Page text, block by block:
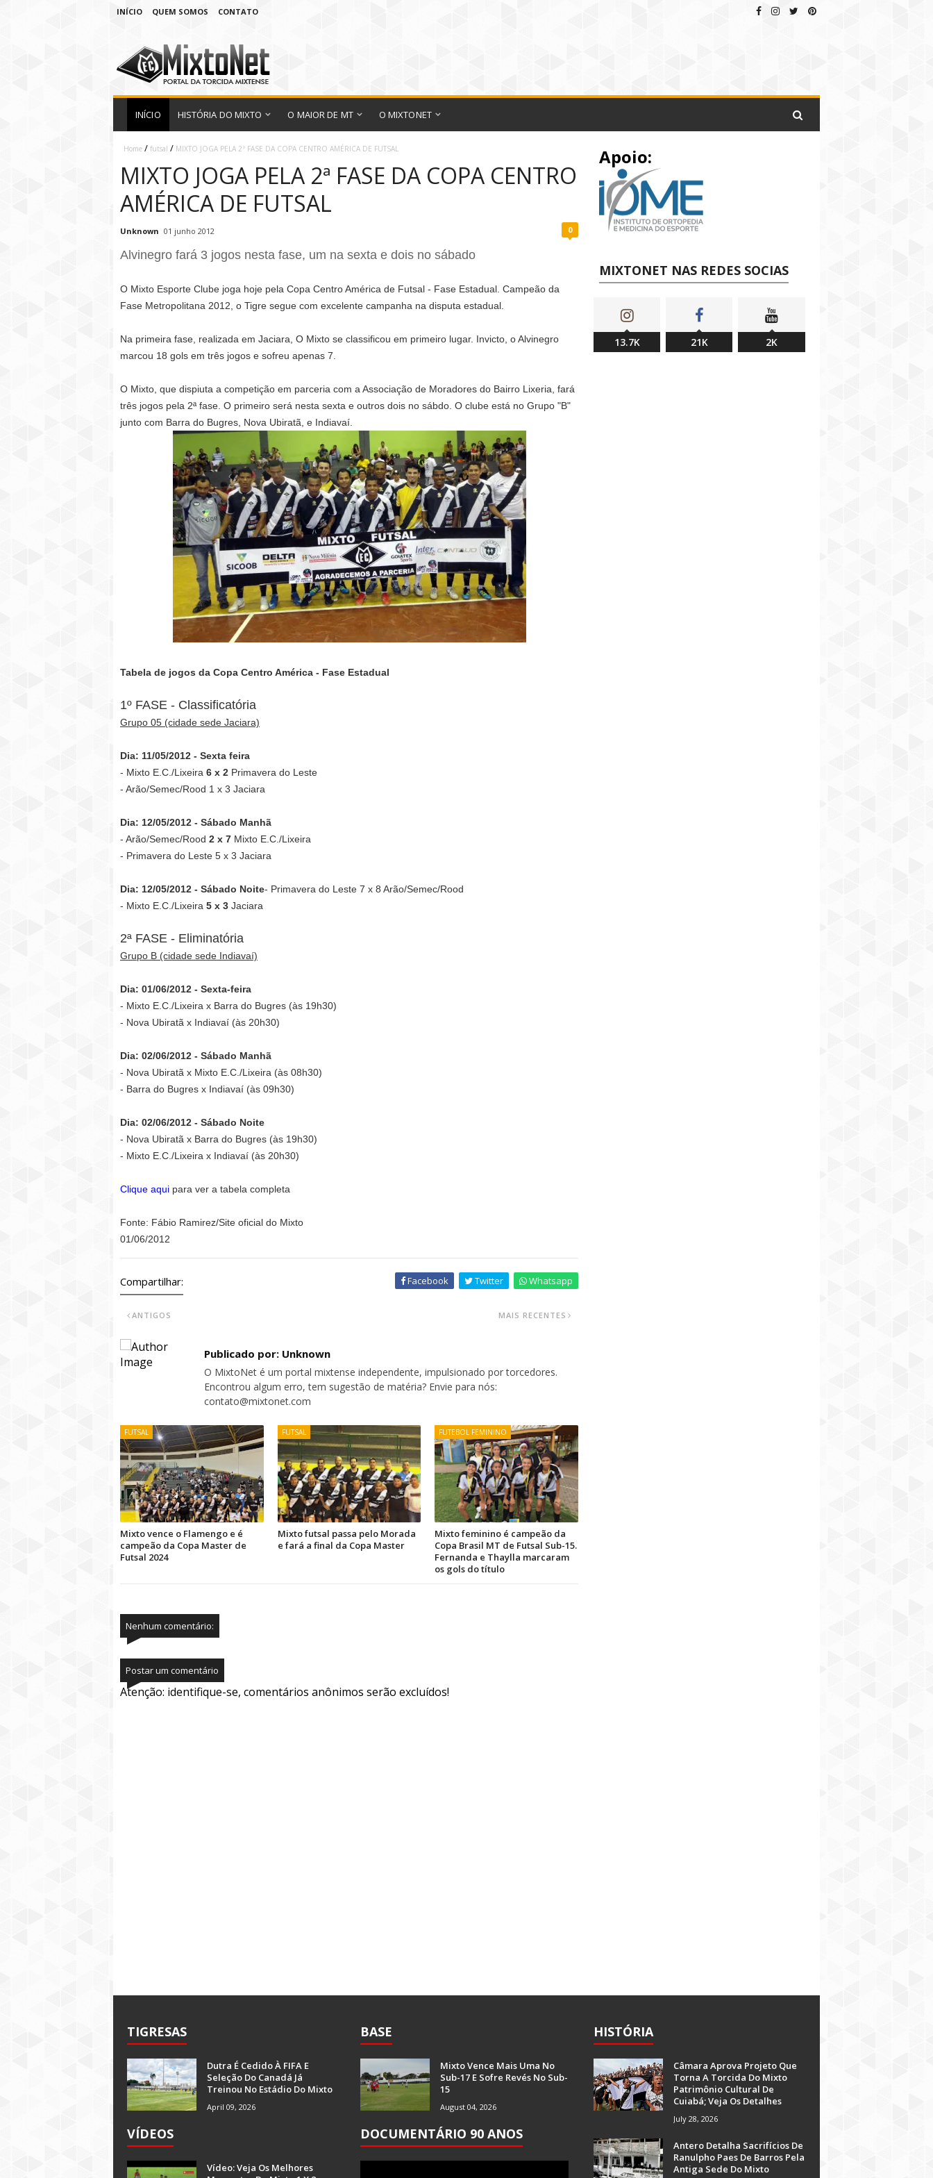
INÍCIO QUEM SOMOS CONTATO
INÍCIO HISTÓRIA DO MIXTO O MAIOR DE MT O MIXTONET
Home / futsal / MIXTO JOGA PELA 2ª FASE DA COPA CENTRO AMÉRICA DE FUTSAL
MIXTO JOGA PELA 2ª FASE DA COPA CENTRO
AMÉRICA DE FUTSAL
Unknown 01 junho 2012 0
Alvinegro fará 3 jogos nesta fase, um na sexta e dois no sábado
O Mixto Esporte Clube joga hoje pela Copa Centro América de Futsal - Fase Estadual. Campeão da
Fase Metropolitana 2012, o Tigre segue com excelente campanha na disputa estadual.
Na primeira fase, realizada em Jaciara, O Mixto se classificou em primeiro lugar. Invicto, o Alvinegro
marcou 18 gols em três jogos e sofreu apenas 7.
O Mixto, que dispiuta a competição em parceria com a Associação de Moradores do Bairro Lixeria, fará
três jogos pela 2ª fase. O primeiro será nesta sexta e outros dois no sábdo. O clube está no Grupo "B"
junto com Barra do Bugres, Nova Ubiratã, e Indiavaí.
Tabela de jogos da Copa Centro América - Fase Estadual
1º FASE - Classificatória
Grupo 05 (cidade sede Jaciara)
Dia: 11/05/2012 - Sexta feira
- Mixto E.C./Lixeira 6 x 2 Primavera do Leste
- Arão/Semec/Rood 1 x 3 Jaciara
Dia: 12/05/2012 - Sábado Manhã
- Arão/Semec/Rood 2 x 7 Mixto E.C./Lixeira
- Primavera do Leste 5 x 3 Jaciara
Dia: 12/05/2012 - Sábado Noite- Primavera do Leste 7 x 8 Arão/Semec/Rood
- Mixto E.C./Lixeira 5 x 3 Jaciara
2ª FASE - Eliminatória
Grupo B (cidade sede Indiavaí)
Dia: 01/06/2012 - Sexta-feira
- Mixto E.C./Lixeira x Barra do Bugres (às 19h30)
- Nova Ubiratã x Indiavaí (às 20h30)
Dia: 02/06/2012 - Sábado Manhã
- Nova Ubiratã x Mixto E.C./Lixeira (às 08h30)
- Barra do Bugres x Indiavaí (às 09h30)
Dia: 02/06/2012 - Sábado Noite
- Nova Ubiratã x Barra do Bugres (às 19h30)
- Mixto E.C./Lixeira x Indiavaí (às 20h30)
Clique aqui para ver a tabela completa
Fonte: Fábio Ramirez/Site oficial do Mixto
01/06/2012
Compartilhar: Facebook Twitter Whatsapp
MAIS RECENTES
ANTIGOS
Publicado por: Unknown
O MixtoNet é um portal mixtense independente, impulsionado por torcedores.
Encontrou algum erro, tem sugestão de matéria? Envie para nós:
contato@mixtonet.com
FUTSAL
Mixto vence o Flamengo e é
campeão da Copa Master de
Futsal 2024
FUTSAL
Mixto futsal passa pelo Morada
e fará a final da Copa Master
FUTEBOL FEMININO
Mixto feminino é campeão da
Copa Brasil MT de Futsal Sub-15.
Fernanda e Thaylla marcaram
os gols do título
Nenhum comentário:
Postar um comentário
Atenção: identifique-se, comentários anônimos serão excluídos!
Apoio:
MIXTONET NAS REDES SOCIAS
13.7K 21K 2K
TIGRESAS
Dutra É Cedido À FIFA E
Seleção Do Canadá Já
Treinou No Estádio Do Mixto
April 09, 2026
VÍDEOS
Vídeo: Veja Os Melhores
BASE
Mixto Vence Mais Uma No
Sub-17 E Sofre Revés No Sub-
15
August 04, 2026
DOCUMENTÁRIO 90 ANOS
HISTÓRIA
Câmara Aprova Projeto Que
Torna A Torcida Do Mixto
Patrimônio Cultural De
Cuiabá; Veja Os Detalhes
July 28, 2026
Antero Detalha Sacrifícios De
Ranulpho Paes De Barros Pela
Antiga Sede Do Mixto